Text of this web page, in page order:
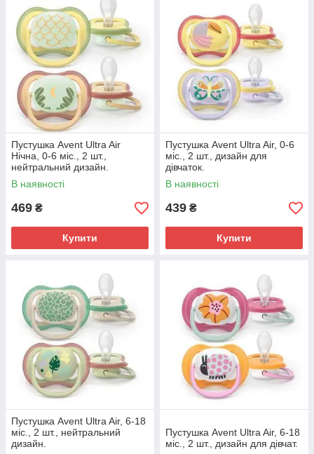
Пустушка Avent Ultra Air
Нічна, 0-6 міс., 2 шт.,
нейтральний дизайн.
В наявності
469 ₴
Купити
Пустушка Avent Ultra Air, 0-6
міс., 2 шт., дизайн для
дівчаток.
В наявності
439 ₴
Купити
Пустушка Avent Ultra Air, 6-18
міс., 2 шт., нейтральний
дизайн.
Пустушка Avent Ultra Air, 6-18
міс., 2 шт., дизайн для дівчат.